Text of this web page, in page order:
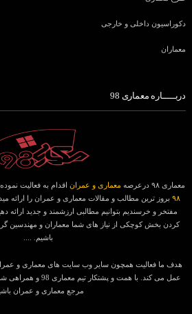
دکوراسیون داخلی و خارجی
معماران
دربـــــاره معماری 98
معماری ۹۸ درعرصه معماری و عمران اقدام به فعالیت
۹۸ بروز ترین مطالب و مقالات معماری و عمران را ارائه
مفتخر و خرسندیم بتوانیم مطالبی ارزشمند و جدید
کردن بخش کوچکی از نیاز های شما معماران و مهندسین
باشیم. ....
عمل می کند. با همت و
مرجع معماری و عمران